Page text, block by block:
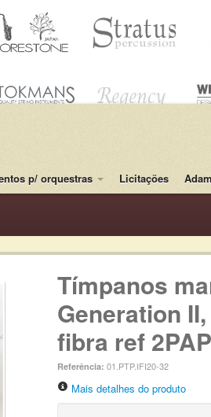
p/ orquestras Licitações
Tímpanos
Generation
fibra ref
Referência: 01.PTP.IFI20-32
Mais detalhes do produto